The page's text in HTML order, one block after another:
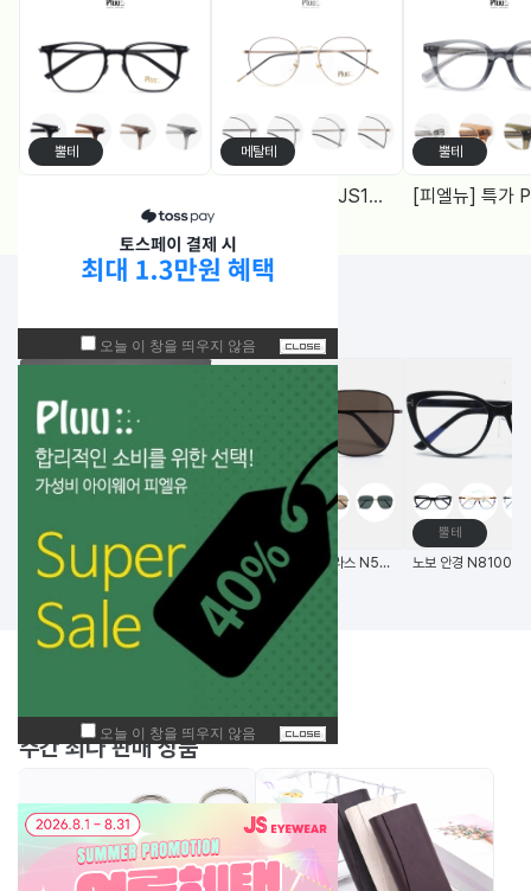
뿔테 메탈테
[피엘유] 특가 PJS1988 (50) 메탈원형, 블루라이트 차단렌즈 2Color
뿔테
고글
비츠로만 14G초경량 편광 변색 스포츠고글 (한국생산) 노보 선글라스 N5006 58사이즈 메탈 사각 선글라스
뿔테
주간 최다 판매 상품